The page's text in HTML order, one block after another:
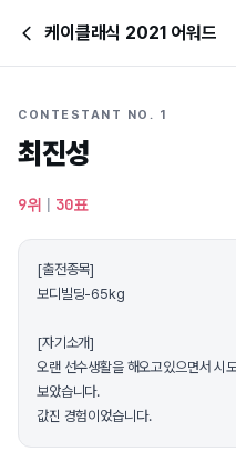
케이클래식 2021 어워드
CONTESTANT NO. 1
최진성
9위 | 30표
[출전종목]
보디빌딩-65kg
[자기소개]
오랜 선수생활을 해오고있으면서 시
보았습니다.
값진 경험이었습니다.